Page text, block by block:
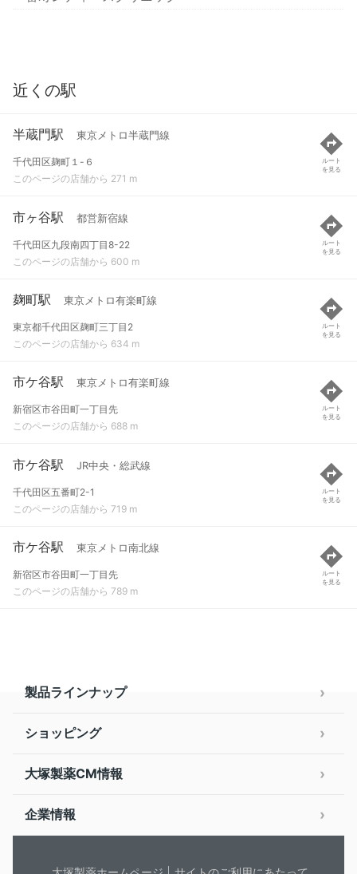
近くの駅
半蔵門駅 東京メトロ半蔵門線
千代田区麹町１-６
このページの店舗から 271 m
ルート
を見る
市ヶ谷駅 都営新宿線
千代田区九段南四丁目8-22
このページの店舗から 600 m
ルート
を見る
麹町駅 東京メトロ有楽町線
東京都千代田区麹町三丁目2
このページの店舗から 634 m
ルート
を見る
市ケ谷駅 東京メトロ有楽町線
新宿区市谷田町一丁目先
このページの店舗から 688 m
ルート
を見る
市ケ谷駅 JR中央・総武線
千代田区五番町2-1
このページの店舗から 719 m
ルート
を見る
市ケ谷駅 東京メトロ南北線
新宿区市谷田町一丁目先
このページの店舗から 789 m
ルート
を見る
製品ラインナップ
ショッピング
大塚製薬CM情報
企業情報